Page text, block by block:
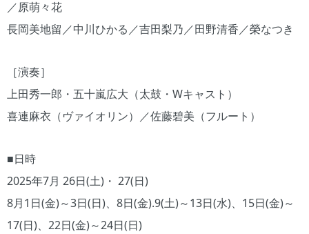
／原萌々花
長岡美地留／中川ひかる／吉田梨乃／田野清香／榮なつき
［演奏］
上田秀一郎・五十嵐広大（太鼓・Wキャスト）
喜連麻衣（ヴァイオリン）／佐藤碧美（フルート）
■日時
2025年7月 26日(土)・ 27(日)
8月1日(金)～3日(日)、8日(金).9(土)～13日(水)、15日(金)～
17(日)、22日(金)～24日(日)